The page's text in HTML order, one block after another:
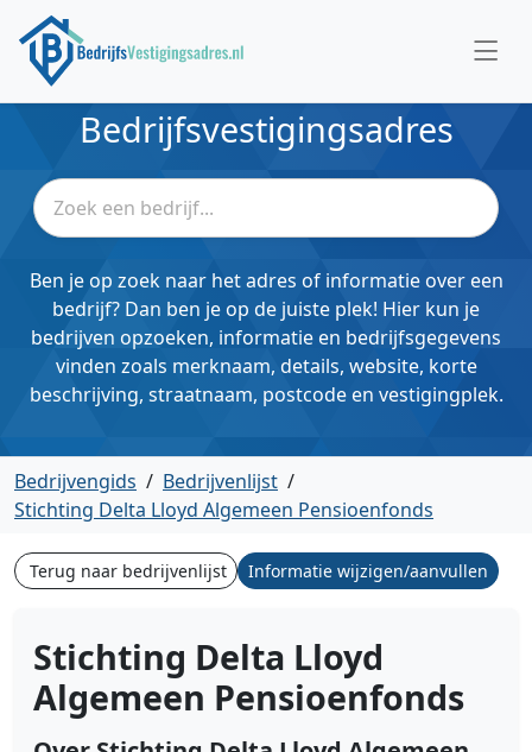
Bedrijfsvestigingsadres
Ben je op zoek naar het adres of informatie over een
bedrijf? Dan ben je op de juiste plek! Hier kun je
bedrijven opzoeken, informatie en bedrijfsgegevens
vinden zoals merknaam, details, website, korte
beschrijving, straatnaam, postcode en vestigingplek.
Bedrijvengids / Bedrijvenlijst /
Stichting Delta Lloyd Algemeen Pensioenfonds
Terug naar bedrijvenlijst Informatie wijzigen/aanvullen
Stichting Delta Lloyd
Algemeen Pensioenfonds